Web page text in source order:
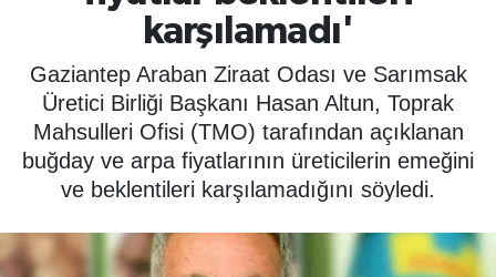
karşılamadı'
Gaziantep Araban Ziraat Odası ve Sarımsak
Üretici Birliği Başkanı Hasan Altun, Toprak
Mahsulleri Ofisi (TMO) tarafından açıklanan
buğday ve arpa fiyatlarının üreticilerin emeğini
ve beklentileri karşılamadığını söyledi.
EĞİTİM
ÖZEL HABER
SAĞLIK
SPOR
ÇEVRE
Haber Arşivi